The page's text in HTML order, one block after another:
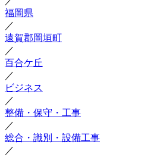
福岡県
／
遠賀郡岡垣町
／
百合ケ丘
／
ビジネス
／
整備・保守・工事
／
総合・識別・設備工事
／